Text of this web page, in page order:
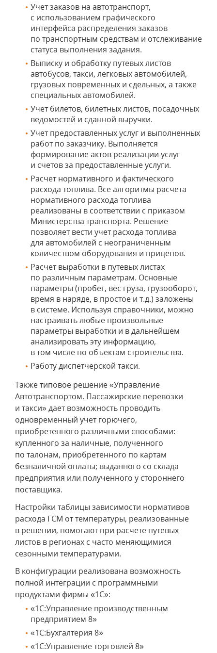
Учет заказов на автотранспорт,
с использованием графического
интерфейса распределения заказов
по транспортным средствам и отслеживание
статуса выполнения задания.
Выписку и обработку путевых листов
автобусов, такси, легковых автомобилей,
грузовых повременных и сдельных, а также
специальных автомобилей.
Учет билетов, билетных листов, посадочных
ведомостей и сданной выручки.
Учет предоставленных услуг и выполненных
работ по заказчику. Выполняется
формирование актов реализации услуг
и счетов за предоставленные услуги.
Расчет нормативного и фактического
расхода топлива. Все алгоритмы расчета
нормативного расхода топлива
реализованы в соответствии с приказом
Министерства транспорта. Решение
позволяет вести учет расхода топлива
для автомобилей с неограниченным
количеством оборудования и прицепов.
Расчет выработки в путевых листах
по различным параметрам. Основные
параметры (пробег, вес груза, грузооборот,
время в наряде, в простое и т.д.) заложены
в системе. Используя справочники, можно
настраивать любые произвольные
параметры выработки и в дальнейшем
анализировать эту информацию,
в том числе по объектам строительства.
Работу диспетчерской такси.
Также типовое решение «Управление
Автотранспортом. Пассажирские перевозки
и такси» дает возможность проводить
одновременный учет горючего,
приобретенного различными способами:
купленного за наличные, полученного
по талонам, приобретенного по картам
безналичной оплаты; выданного со склада
предприятия или полученного у стороннего
поставщика.
Настройки таблицы зависимости нормативов
расхода ГСМ от температуры, реализованные
в решении, помогают при расчете путевых
листов в регионах с часто меняющимися
сезонными температурами.
В конфигурации реализована возможность
полной интеграции с программными
продуктами фирмы «1С»:
«1С:Управление производственным
предприятием 8»
«1С:Бухгалтерия 8»
«1С:Управление торговлей 8»